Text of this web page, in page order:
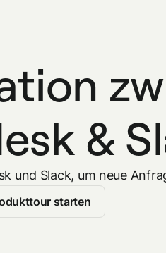
&
und Slack, um neue
starten